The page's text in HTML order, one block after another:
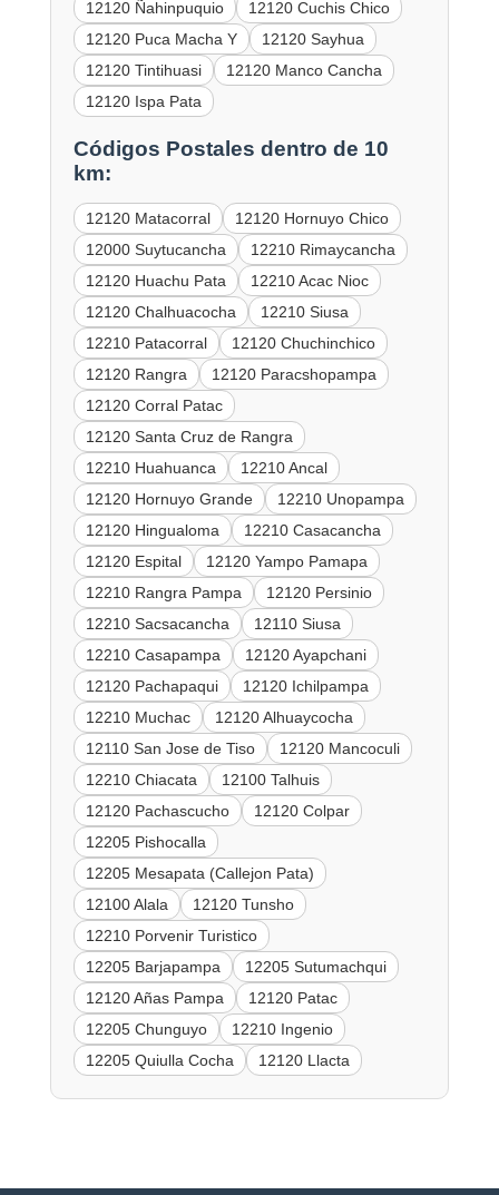
12120 Ñahinpuquio
12120 Cuchis Chico
12120 Puca Macha Y
12120 Sayhua
12120 Tintihuasi
12120 Manco Cancha
12120 Ispa Pata
Códigos Postales dentro de 10
km:
12120 Matacorral
12120 Hornuyo Chico
12000 Suytucancha
12210 Rimaycancha
12120 Huachu Pata
12210 Acac Nioc
12120 Chalhuacocha
12210 Siusa
12210 Patacorral
12120 Chuchinchico
12120 Rangra
12120 Paracshopampa
12120 Corral Patac
12120 Santa Cruz de Rangra
12210 Huahuanca
12210 Ancal
12120 Hornuyo Grande
12210 Unopampa
12120 Hingualoma
12210 Casacancha
12120 Espital
12120 Yampo Pamapa
12210 Rangra Pampa
12120 Persinio
12210 Sacsacancha
12110 Siusa
12210 Casapampa
12120 Ayapchani
12120 Pachapaqui
12120 Ichilpampa
12210 Muchac
12120 Alhuaycocha
12110 San Jose de Tiso
12120 Mancoculi
12210 Chiacata
12100 Talhuis
12120 Pachascucho
12120 Colpar
12205 Pishocalla
12205 Mesapata (Callejon Pata)
12100 Alala
12120 Tunsho
12210 Porvenir Turistico
12205 Barjapampa
12205 Sutumachqui
12120 Añas Pampa
12120 Patac
12205 Chunguyo
12210 Ingenio
12205 Quiulla Cocha
12120 Llacta